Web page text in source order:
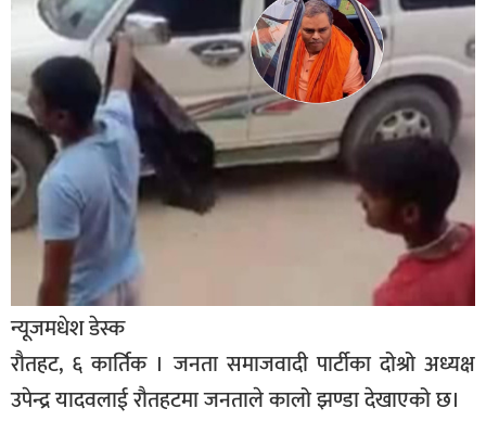
सुदूरपश्चिम
मधेश
विशेष
राजनीति
प्रमुख
समाचार
राष्ट्रिय
अन्तराष्ट्रिय
अन्तरबार्ता
अर्थ
न्यूजमधेश डेस्क
रौतहट, ६ कार्तिक । जनता समाजवादी पार्टीका दोश्रो अध्यक्ष
उपेन्द्र यादवलाई रौतहटमा जनताले कालो झण्डा देखाएको छ।